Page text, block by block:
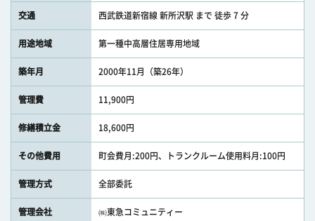
交通 西武鉄道新宿線 新所沢駅 まで 徒歩 7 分
用途地域 第一種中高層住居専用地域
築年月 2000年11月（築26年）
管理費 11,900円
修繕積立金 18,600円
その他費用 町会費月:200円、トランクルーム使用料月:100円
管理方式 全部委託
管理会社 ㈱東急コミュニティー